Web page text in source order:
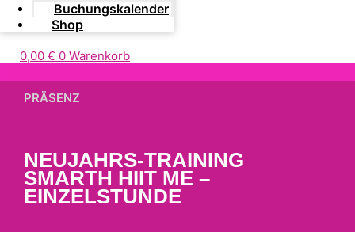
Buchungskalender
Shop
0,00 € 0 Warenkorb
PRÄSENZ
NEUJAHRS-TRAINING
SMARTH HIIT ME –
EINZELSTUNDE